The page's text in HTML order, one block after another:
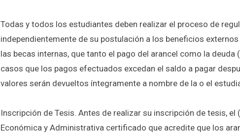
Todas y todos los estudiantes deben realizar el proceso de
independientemente de su postulación a los beneficios
las becas internas, que tanto el pago del arancel como la
casos que los pagos efectuados excedan el saldo a pagar
valores serán devueltos íntegramente a nombre de la o el
Inscripción de Tesis.Antes de realizar su inscripción de tesis,
Económica y Administrativa certificado que acredite que los